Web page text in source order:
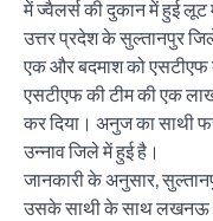
में ज्वैलर्स की दुकान में हुई लूट
उत्तर प्रदेश के सुल्तानपुर
एक और बदमाश को एसटीएफ
एसटीएफ की टीम की एक
कर दिया। अनुज का साथी
उन्नाव जिले में हुई है।
जानकारी के अनुसार,
उसके साथी के साथ लखनऊ